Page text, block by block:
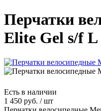
Перчатки
Elite Gel s/f
Есть в наличии
1 450 руб. / шт